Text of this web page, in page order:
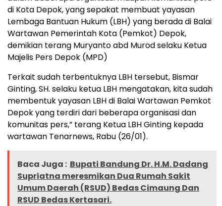
di Kota Depok, yang sepakat membuat yayasan
Lembaga Bantuan Hukum (LBH) yang berada di Balai
Wartawan Pemerintah Kota (Pemkot) Depok,
demikian terang Muryanto abd Murod selaku Ketua
Majelis Pers Depok (MPD)
Terkait sudah terbentuknya LBH tersebut, Bismar
Ginting, SH. selaku ketua LBH mengatakan, kita sudah
membentuk yayasan LBH di Balai Wartawan Pemkot
Depok yang terdiri dari beberapa organisasi dan
komunitas pers,” terang Ketua LBH Ginting kepada
wartawan Tenarnews, Rabu (26/01).
Baca Juga : Bupati Bandung Dr. H.M. Dadang
Supriatna meresmikan Dua Rumah Sakit
Umum Daerah (RSUD) Bedas Cimaung Dan
RSUD Bedas Kertasari.